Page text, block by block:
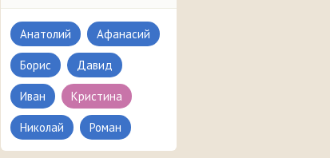
Анатолий Афанасий
Борис Давид
Иван Кристина
Николай Роман